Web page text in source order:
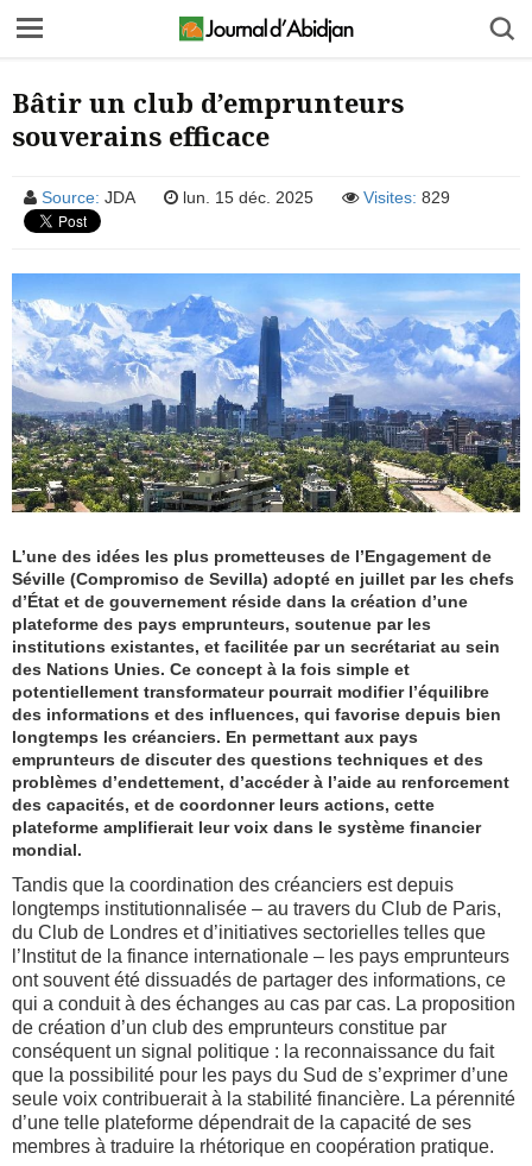
Bâtir un club d’emprunteurs
souverains efficace
Source: JDA lun. 15 déc. 2025 Visites: 829
L’une des idées les plus prometteuses de l’Engagement de
Séville (Compromiso de Sevilla) adopté en juillet par les chefs
d’État et de gouvernement réside dans la création d’une
plateforme des pays emprunteurs, soutenue par les
institutions existantes, et facilitée par un secrétariat au sein
des Nations Unies. Ce concept à la fois simple et
potentiellement transformateur pourrait modifier l’équilibre
des informations et des influences, qui favorise depuis bien
longtemps les créanciers. En permettant aux pays
emprunteurs de discuter des questions techniques et des
problèmes d’endettement, d’accéder à l’aide au renforcement
des capacités, et de coordonner leurs actions, cette
plateforme amplifierait leur voix dans le système financier
mondial.
Tandis que la coordination des créanciers est depuis
longtemps institutionnalisée – au travers du Club de Paris,
du Club de Londres et d’initiatives sectorielles telles que
l’Institut de la finance internationale – les pays emprunteurs
ont souvent été dissuadés de partager des informations, ce
qui a conduit à des échanges au cas par cas. La proposition
de création d’un club des emprunteurs constitue par
conséquent un signal politique : la reconnaissance du fait
que la possibilité pour les pays du Sud de s’exprimer d’une
seule voix contribuerait à la stabilité financière. La pérennité
d’une telle plateforme dépendrait de la capacité de ses
membres à traduire la rhétorique en coopération pratique.